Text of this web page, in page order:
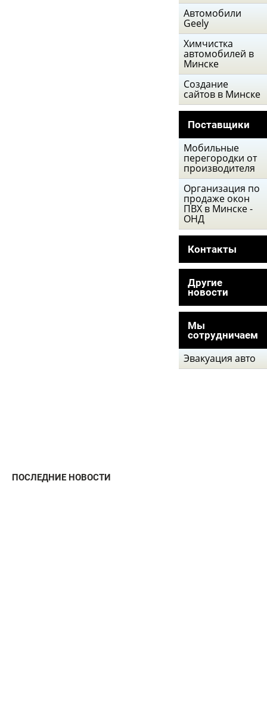
Автомобили
Geely
Химчистка
автомобилей в
Минске
Создание
сайтов в Минске
Поставщики
Мобильные
перегородки от
производителя
Организация по
продаже окон
ПВХ в Минске -
ОНД
Контакты
Другие
новости
Мы
сотрудничаем
Эвакуация авто
ПОСЛЕДНИЕ НОВОСТИ